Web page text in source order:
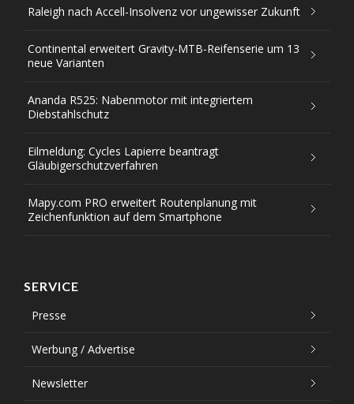
Raleigh nach Accell-Insolvenz vor ungewisser Zukunft
Continental erweitert Gravity-MTB-Reifenserie um 13
neue Varianten
Ananda R525: Nabenmotor mit integriertem
Diebstahlschutz
Eilmeldung: Cycles Lapierre beantragt
Gläubigerschutzverfahren
Mapy.com PRO erweitert Routenplanung mit
Zeichenfunktion auf dem Smartphone
SERVICE
Presse
Werbung / Advertise
Newsletter